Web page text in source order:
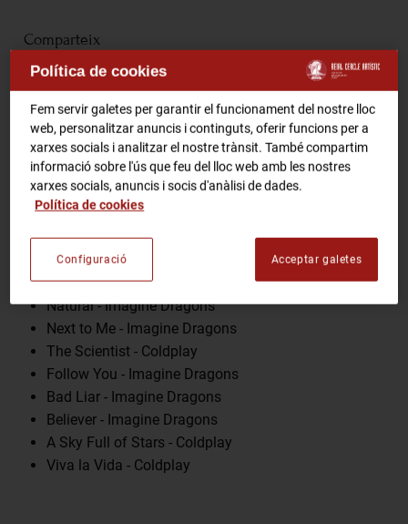
RCA Radio
RCA TV
RCA TEATRE
Gastronomic Experience 360º
Entrades Esdeveniments
Comparteix
Programa
Clocks - Coldplay
Something Just Like This - Coldplay
Radioactive - Imagine Dragons
Adventure of a Lifetime - Coldplay
Fix You - Coldplay
Natural - Imagine Dragons
Next to Me - Imagine Dragons
The Scientist - Coldplay
Follow You - Imagine Dragons
Bad Liar - Imagine Dragons
Believer - Imagine Dragons
A Sky Full of Stars - Coldplay
Viva la Vida - Coldplay
Política de cookies
Fem servir galetes per garantir el funcionament del nostre lloc
web, personalitzar anuncis i continguts, oferir funcions per a
xarxes socials i analitzar el nostre trànsit. També compartim
informació sobre l'ús que feu del lloc web amb les nostres
xarxes socials, anuncis i socis d'anàlisi de dades.
Política de cookies
Acceptar galetes
Configuració